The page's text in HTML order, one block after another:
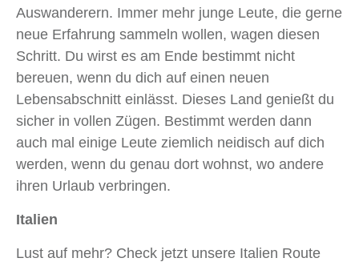
Auswanderern. Immer mehr junge Leute, die gerne
neue Erfahrung sammeln wollen, wagen diesen
Schritt. Du wirst es am Ende bestimmt nicht
bereuen, wenn du dich auf einen neuen
Lebensabschnitt einlässt. Dieses Land genießt du
sicher in vollen Zügen. Bestimmt werden dann
auch mal einige Leute ziemlich neidisch auf dich
werden, wenn du genau dort wohnst, wo andere
ihren Urlaub verbringen.
Italien
Lust auf mehr? Check jetzt unsere Italien Route